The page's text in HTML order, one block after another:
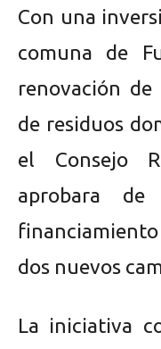
Con una
comuna de
renovación
de residuos
el Consejo
aprobara
dos nuevos
La iniciativa